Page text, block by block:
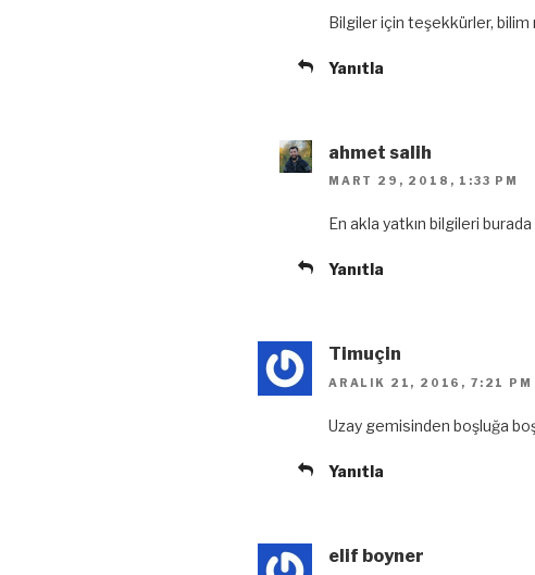
Bilgiler için teşekkürler, bilim
Yanıtla
ahmet salih
MART 29, 2018, 1:33 PM
En akla yatkın bilgileri
Yanıtla
Timuçin
ARALIK 21, 2016, 7:21 PM
Uzay gemisinden boşluğa
Yanıtla
elif boyner